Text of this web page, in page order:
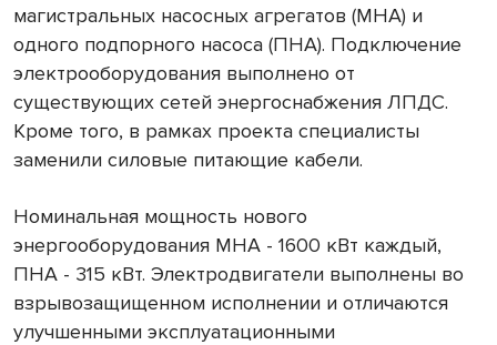
магистральных насосных агрегатов (МНА) и
одного подпорного насоса (ПНА). Подключение
электрооборудования выполнено от
существующих сетей энергоснабжения ЛПДС.
Кроме того, в рамках проекта специалисты
заменили силовые питающие кабели.
Номинальная мощность нового
энергооборудования МНА - 1600 кВт каждый,
ПНА - 315 кВт. Электродвигатели выполнены во
взрывозащищенном исполнении и отличаются
улучшенными эксплуатационными